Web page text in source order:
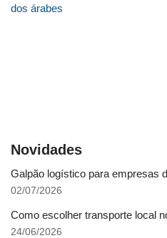
dos árabes
Novidades
Galpão logístico para empresas
02/07/2026
Como escolher transporte local
24/06/2026